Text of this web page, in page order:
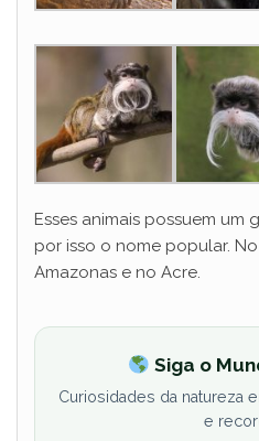
Esses animais possuem
por isso o nome popular.
Amazonas e no Acre.
Siga o
Curiosidades da natureza
e